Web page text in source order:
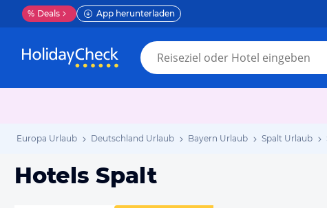
% Deals App herunterladen
Europa Urlaub Deutschland Urlaub Bayern Urlaub Spalt Urlaub
Hotels Spalt